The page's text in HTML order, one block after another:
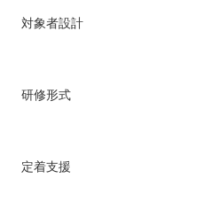
対象者設計
研修形式
定着支援